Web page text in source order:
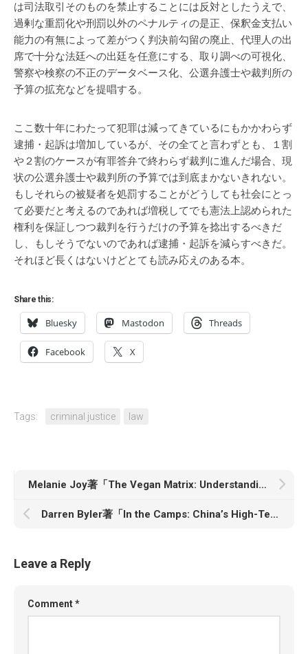
は司法取引そのものを禁止することには反対としたうえで、
過剰な重罰化や刑罰以外のペナルティの是正、保釈金支払い
能力の有無によって差がつく判決前勾留の廃止、代理人の出
席で十分な法廷への出廷を任意にする、取り調べの可視化、
警察や検察の不正のデータベース化、公選弁護士や裁判所の
予算の拡充などを提唱する。
ここ数十年にわたって犯罪は減ってきているにもかかわらず
逮捕・起訴は増加しているが、その全てと言わずとも、１割
や２割のケースが有罪答弁で終わらず裁判に進んだ場合、現
状の公選弁護士や裁判所の予算では到底まかないきれない。
もしそれらの被疑者を処罰することがどうしても社会にとっ
て必要だと考えるのであれば増税してでも憲法上認められた
権利を保証しつつ裁判を行うだけの予算を捻出するべきだ
し、もしそうでないのであれば逮捕・起訴を減らすべきだ。
それほど長くはないけどとても読み応えのある本。
Share this:
Bluesky Mastodon Threads
Facebook X
Tags: criminal justice law
Melanie Joy著「The Vegan Matrix: Understanding and Discussing Privilege Among Vegans to Build a More Inclusive and Empowered Movement」
Darren Byler著「In the Camps: China’s High-Tech Penal Colony」
Leave a Reply
Comment*